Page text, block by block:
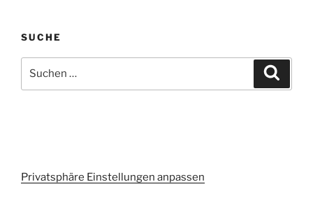
SUCHE
nach:
Privatsphäre Einstellungen anpassen